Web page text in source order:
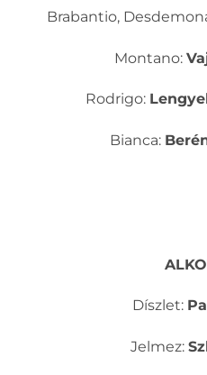
Brabantio,
Montano:
Rodrigo:
Bianca:
Díszlet:
Jelmez: